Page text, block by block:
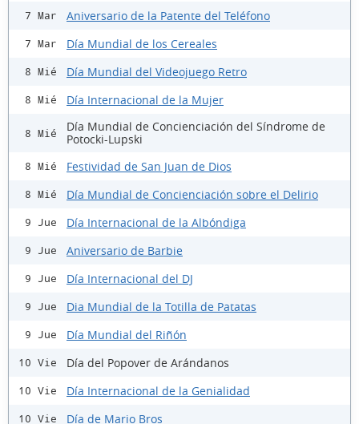
7 Mar Aniversario de la Patente del Teléfono
7 Mar Día Mundial de los Cereales
8 Mié Día Mundial del Videojuego Retro
8 Mié Día Internacional de la Mujer
8 Mié
Día Mundial de Concienciación del Síndrome de
Potocki-Lupski
8 Mié Festividad de San Juan de Dios
8 Mié Día Mundial de Concienciación sobre el Delirio
9 Jue Día Internacional de la Albóndiga
9 Jue Aniversario de Barbie
9 Jue Día Internacional del DJ
9 Jue Dia Mundial de la Totilla de Patatas
9 Jue Día Mundial del Riñón
10 Vie Día del Popover de Arándanos
10 Vie Día Internacional de la Genialidad
10 Vie Día de Mario Bros